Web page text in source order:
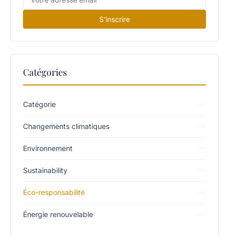
S'inscrire
Catégories
Catégorie
Changements climatiques
Environnement
Sustainability
Éco-responsabilité
Énergie renouvelable